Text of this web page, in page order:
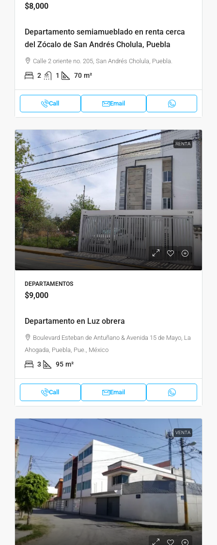
$8,000
Departamento semiamueblado en renta cerca
del Zócalo de San Andrés Cholula, Puebla
Calle 2 oriente no. 205, San Andrés Cholula, Puebla.
2 1 70 m²
Call Email
RENTA
DEPARTAMENTOS
$9,000
Departamento en Luz obrera
Boulevard Esteban de Antuñano & Avenida 15 de Mayo, La
Ahogada, Puebla, Pue., México
3 95 m²
Call Email
VENTA